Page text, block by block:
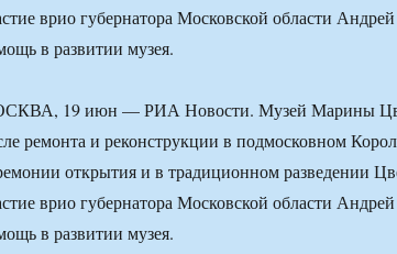
врио губернатора Московской области
в развитии музея.
19 июн — РИА Новости. Музей Марины
ремонта и реконструкции в подмосковном
открытия и в традиционном разведении
врио губернатора Московской области
в развитии музея.